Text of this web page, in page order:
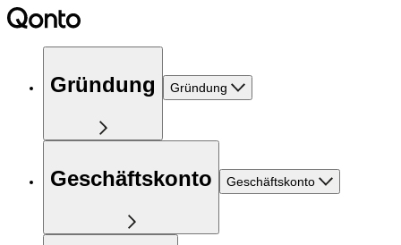
Gründung Gründung
Geschäftskonto Geschäftskonto